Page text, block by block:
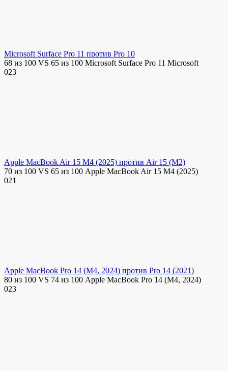
Microsoft Surface Pro 11 против Pro 10
68 из 100 VS 65 из 100 Microsoft Surface Pro 11 Microsoft
023
Apple MacBook Air 15 M4 (2025) против Air 15 (M2)
70 из 100 VS 65 из 100 Apple MacBook Air 15 M4 (2025)
021
Apple MacBook Pro 14 (M4, 2024) против Pro 14 (2021)
80 из 100 VS 74 из 100 Apple MacBook Pro 14 (M4, 2024)
023